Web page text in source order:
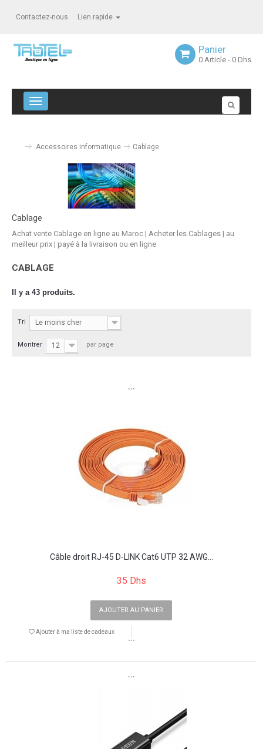
Contactez-nous Lien rapide
Panier
0 Article - 0 Dhs
Navigation bascule
Accessoires informatique Cablage
Cablage
Achat vente Cablage en ligne au Maroc | Acheter les Cablages | au
meilleur prix | payé à la livraison ou en ligne
CABLAGE
Il y a 43 produits.
Tri Le moins cher
Montrer 12 par page
```
Câble droit RJ-45 D-LINK Cat6 UTP 32 AWG...
35 Dhs
AJOUTER AU PANIER
Ajouter à ma liste de cadeaux
```
```